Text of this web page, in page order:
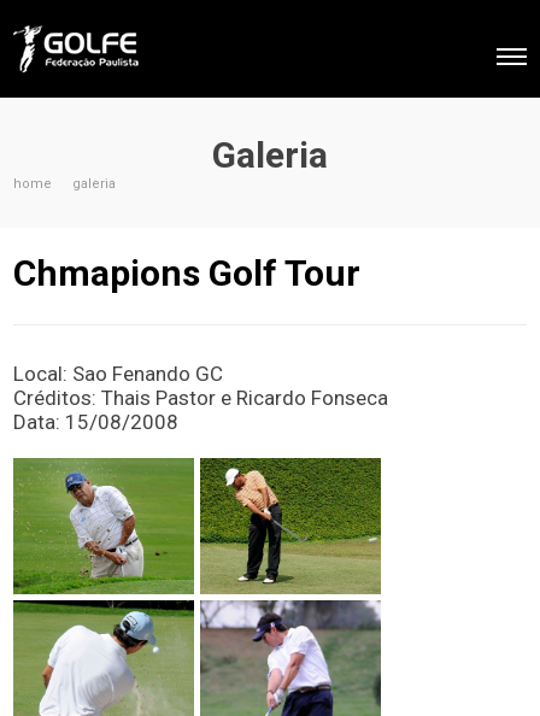
Galeria
home galeria
Chmapions Golf Tour
Local: Sao Fenando GC
Créditos: Thais Pastor e Ricardo Fonseca
Data: 15/08/2008